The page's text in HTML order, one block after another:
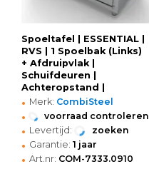
Spoeltafel | ESSENTIAL |
RVS | 1 Spoelbak (Links)
+ Afdruipvlak |
Schuifdeuren |
Achteropstand |
Voorgemonteerd |
1400x700x850(h)mm
• Merk: CombiSteel
• voorraad controleren
• Levertijd: zoeken
• Garantie: 1 jaar
• Art.nr: COM-7333.0910